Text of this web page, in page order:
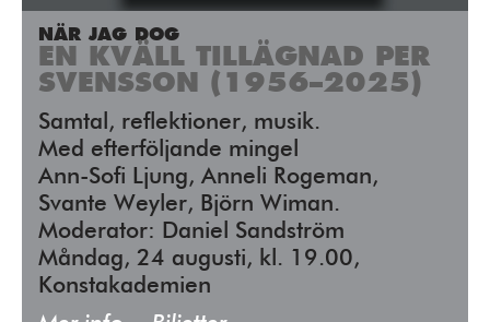
NÄR JAG DOG
EN KVÄLL TILLÄGNAD PER
SVENSSON (1956–2025)
Samtal, reflektioner, musik.
Med efterföljande mingel
Ann-Sofi Ljung, Anneli Rogeman,
Svante Weyler, Björn Wiman.
Moderator: Daniel Sandström
Måndag, 24 augusti, kl. 19.00,
Konstakademien